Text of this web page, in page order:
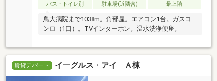
バス・トイレ別
駐車場(近隣含) 最上階
鳥大病院まで1038m。角部屋。エアコン1台。ガスコ
ンロ（1口）。TVインターホン。温水洗浄便座。
賃貸アパート イーグルス・アイ Ａ棟